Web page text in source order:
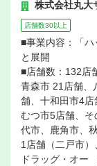
株式会社丸大
店舗数30以上
■事業内容：「
と展開
■店舗数：132店
青森市 21店舗、
舗、十和田市4
むつ市5店舗、
代市、鹿角市、
1店舗（二戸市）
ドラッグ・オ